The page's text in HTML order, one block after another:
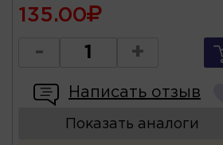
135.00
- +
Написать отзыв
Показать аналоги